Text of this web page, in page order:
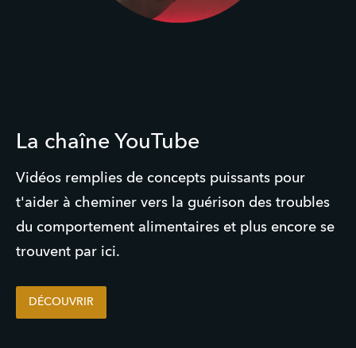
La chaîne YouTube
Vidéos remplies de concepts puissants pour
t'aider à cheminer vers la guérison des troubles
du comportement alimentaires et plus encore se
trouvent par ici.
DÉCOUVRIR